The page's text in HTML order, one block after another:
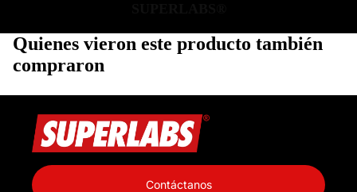
Quienes vieron este producto también
compraron
Contáctanos
Información de contacto